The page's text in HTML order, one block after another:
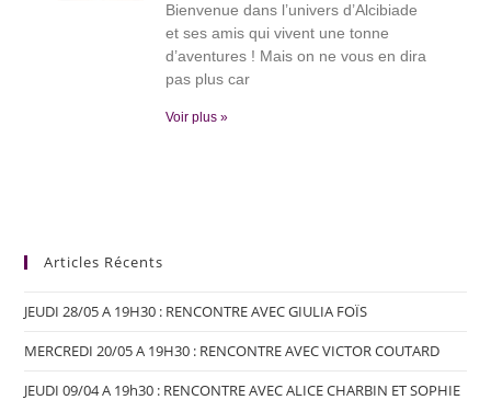
Bienvenue dans l’univers d’Alcibiade
et ses amis qui vivent une tonne
d’aventures ! Mais on ne vous en dira
pas plus car
Voir plus »
Articles Récents
JEUDI 28/05 A 19H30 : RENCONTRE AVEC GIULIA FOÏS
MERCREDI 20/05 A 19H30 : RENCONTRE AVEC VICTOR COUTARD
JEUDI 09/04 A 19h30 : RENCONTRE AVEC ALICE CHARBIN ET SOPHIE